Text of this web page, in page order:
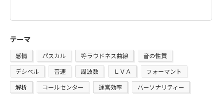
テーマ
感情 パスカル 等ラウドネス曲線
音の性質
デシベル
音速 周波数 ＬＶＡ
フォーマント
解析
コールセンター 運営効率
パーソナリティー